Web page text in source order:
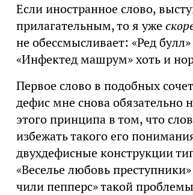
Если иностранное слово,
прилагательным, то я уже
не обессмысливает: «Ред
«Инфектед машрум» хоть и
Первое слово в подобных
дефис мне снова обязательно
этого принципа в том, что
избежать такого его
двухдефисные конструкции
«Веселье любовь
чили пепперс» такой